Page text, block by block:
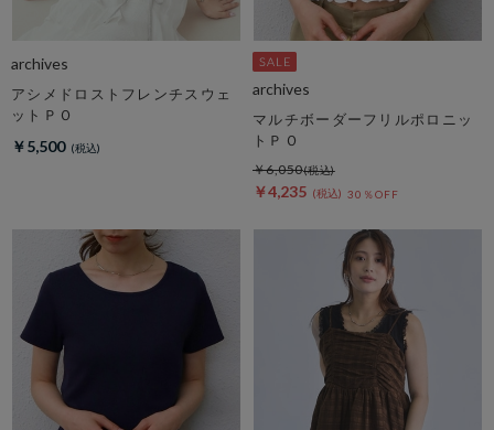
archives
アシメドロストフレンチスウェ
ットＰＯ
￥5,500
archives
マルチボーダーフリルポロニッ
トＰＯ
￥6,050
￥4,235 30％OFF